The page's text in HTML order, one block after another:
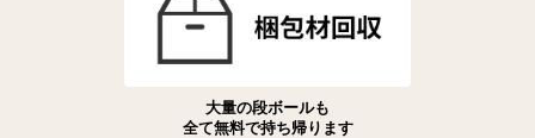
大量の段ボールも
全て無料で持ち帰ります